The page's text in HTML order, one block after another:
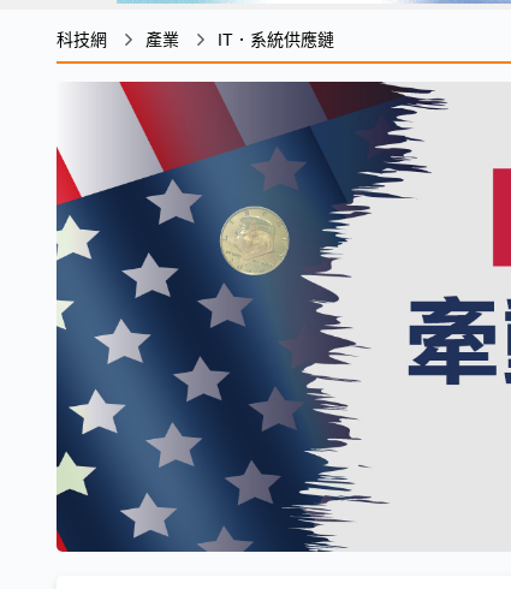
科技網 產業 IT．系統供應鏈